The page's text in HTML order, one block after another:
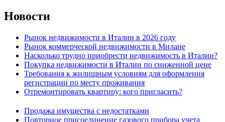
Новости
Рынок недвижимости в Италии в 2026 году
Рынок коммерческой недвижимости в Милане
Насколько трудно приобрести недвижимость в Италии?
Покупка недвижимости в Италии по сниженной цене
Требования к жилищным условиям для оформления
регистрации по месту проживания
Отремонтировать квартиру: кого пригласить?
Продажа имущества с недостатками
Повторное присоединение газового прибора учета